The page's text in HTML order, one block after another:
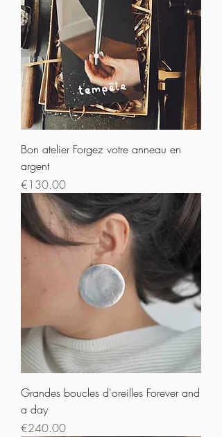
Bon atelier Forgez votre anneau en
argent
Prix
€130.00
Grandes boucles d'oreilles Forever and
a day
Prix
€240.00